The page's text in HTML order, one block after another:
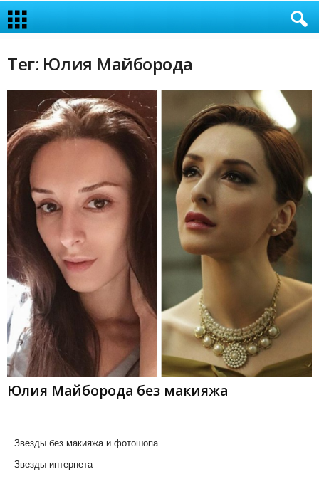
Тег: Юлия Майборода
Юлия Майборода без макияжа
Звезды без макияжа и фотошопа
Звезды интернета